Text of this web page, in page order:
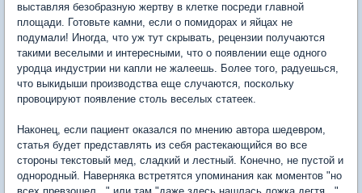
выставляя безобразную жертву в клетке посреди главной
площади. Готовьте камни, если о помидорах и яйцах не
подумали! Иногда, что уж тут скрывать, рецензии получаются
такими веселыми и интересными, что о появлении еще одного
уродца индустрии ни капли не жалеешь. Более того, радуешься,
что выкидыши производства еще случаются, поскольку
провоцируют появление столь веселых статеек.
Наконец, если пациент оказался по мнению автора шедевром,
статья будет представлять из себя растекающийся во все
стороны текстовый мед, сладкий и лестный. Конечно, не пустой и
однородный. Наверняка встретятся упоминания как моментов "но